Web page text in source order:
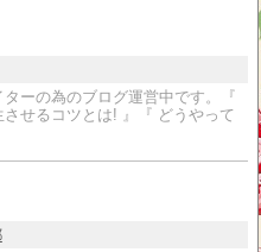
ーの為のブログ運営中です。『
せるコツとは! 』『 どうやって